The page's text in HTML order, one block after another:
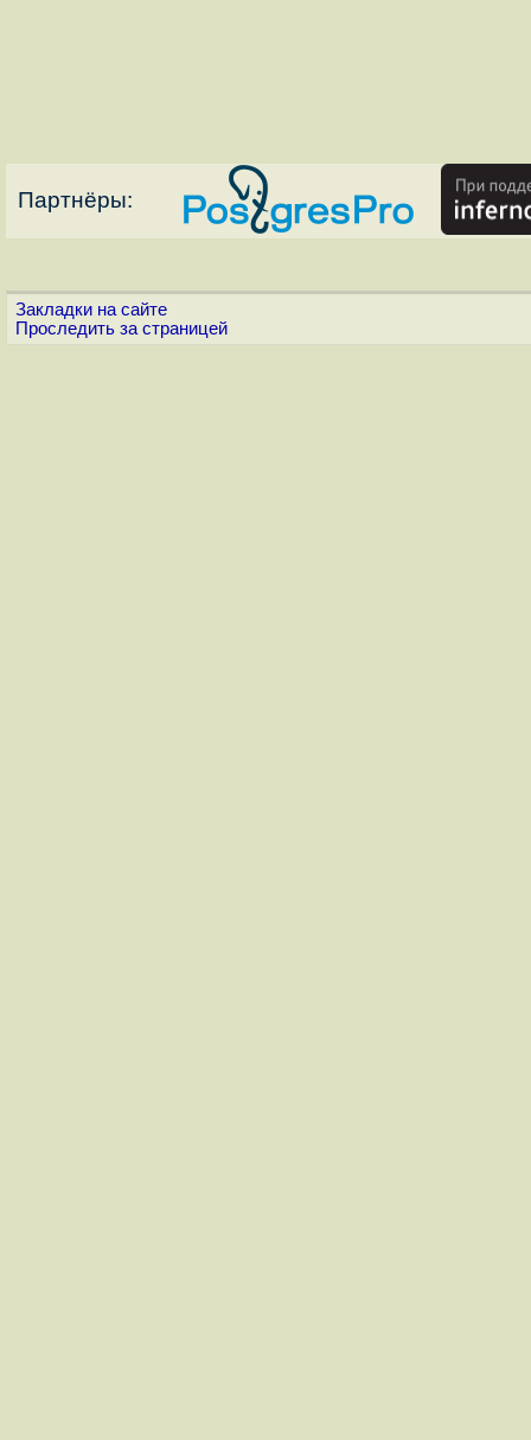
Партнёры:
Закладки на сайте
Проследить за страницей